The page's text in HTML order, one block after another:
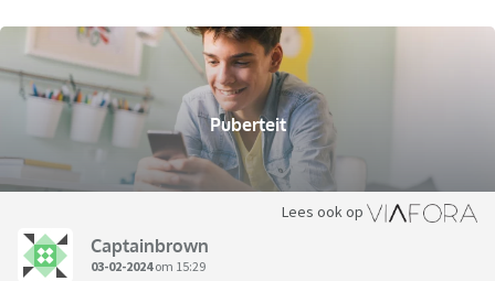
Puberteit
Lees ook op
Captainbrown
03-02-2024om 15:29